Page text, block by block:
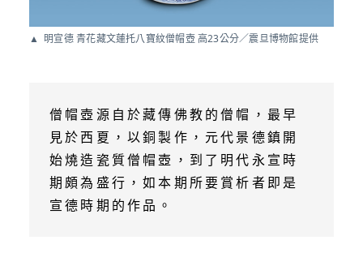
明宣德 青花藏文蓮托八寶紋僧帽壺 高23公分／震旦博物館提供
僧帽壺源自於藏傳佛教的僧帽，最早
見於西夏，以銅製作，元代景德鎮開
始燒造瓷質僧帽壺，到了明代永宣時
期頗為盛行，如本期所要賞析者即是
宣德時期的作品。